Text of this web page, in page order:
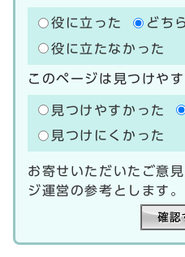
役に立った
どち
役に立たなかった
このページは見つけや
見つけやすかった
見つけにくかった
お寄せいただいたご意
ジ運営の参考とします。